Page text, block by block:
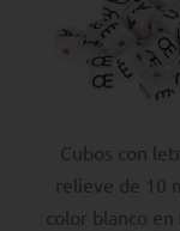
Cubos con
relieve de 10
color blanco en